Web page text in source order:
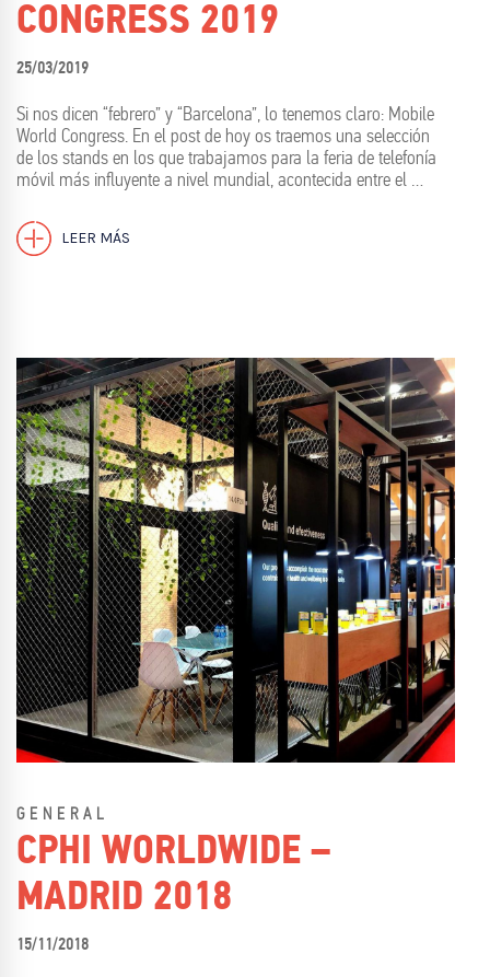
CONGRESS 2019
25/03/2019
Si nos dicen “febrero” y “Barcelona”, lo tenemos claro: Mobile
World Congress. En el post de hoy os traemos una selección
de los stands en los que trabajamos para la feria de telefonía
móvil más influyente a nivel mundial, acontecida entre el …
LEER MÁS
GENERAL
CPHI WORLDWIDE –
MADRID 2018
15/11/2018